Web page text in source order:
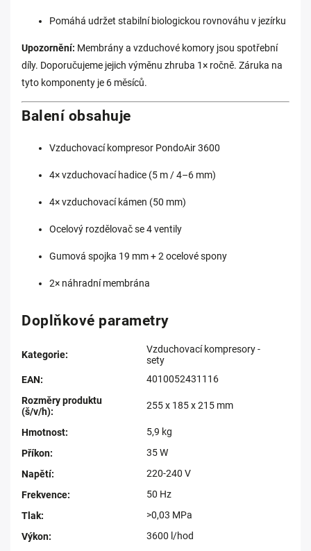
Pomáhá udržet stabilní biologickou rovnováhu v jezírku
Upozornění: Membrány a vzduchové komory jsou spotřební
díly. Doporučujeme jejich výměnu zhruba 1× ročně. Záruka na
tyto komponenty je 6 měsíců.
Balení obsahuje
Vzduchovací kompresor PondoAir 3600
4× vzduchovací hadice (5 m / 4–6 mm)
4× vzduchovací kámen (50 mm)
Ocelový rozdělovač se 4 ventily
Gumová spojka 19 mm + 2 ocelové spony
2× náhradní membrána
Doplňkové parametry
Kategorie:
Vzduchovací kompresory -
sety
EAN:
4010052431116
Rozměry produktu
(š/v/h):
255 x 185 x 215 mm
Hmotnost:
5,9 kg
Příkon:
35 W
Napětí:
220-240 V
Frekvence:
50 Hz
Tlak:
>0,03 MPa
Výkon: 3600 l/hod